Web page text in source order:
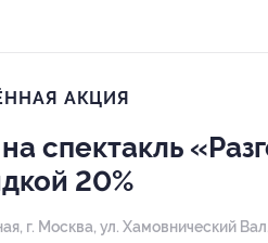
АКЦИЯ
спектакль
20%
г. Москва, ул. Хамовнический